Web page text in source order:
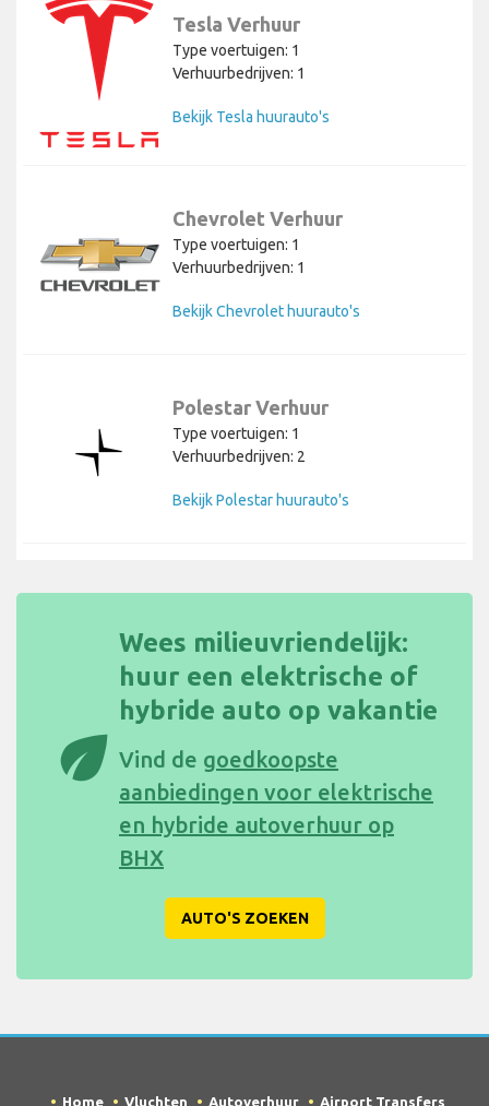
Tesla Verhuur
Type voertuigen: 1
Verhuurbedrijven: 1
Bekijk Tesla huurauto's
Chevrolet Verhuur
Type voertuigen: 1
Verhuurbedrijven: 1
Bekijk Chevrolet huurauto's
Polestar Verhuur
Type voertuigen: 1
Verhuurbedrijven: 2
Bekijk Polestar huurauto's
eco
Wees milieuvriendelijk:
huur een elektrische of
hybride auto op vakantie
Vind de goedkoopste
aanbiedingen voor elektrische
en hybride autoverhuur op
BHX
AUTO'S ZOEKEN
Home Vluchten Autoverhuur Airport Transfers